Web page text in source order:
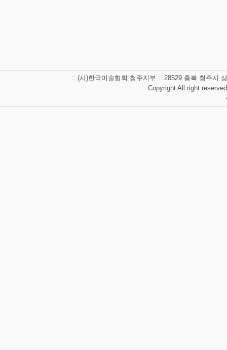
:: (사)한국미술협회 청주지부 :: 28529 충북 청주시
Copyright All right